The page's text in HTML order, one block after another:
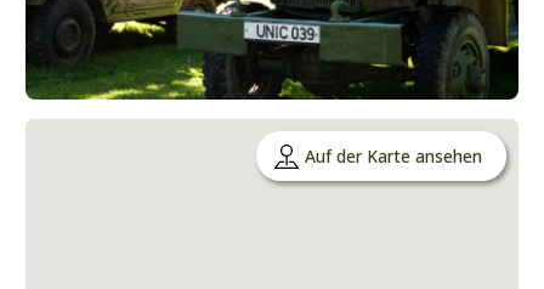
Auf der Karte ansehen